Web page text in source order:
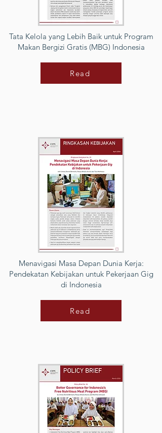
Tata Kelola yang Lebih Baik untuk Program
Makan Bergizi Gratis (MBG) Indonesia
Read
Menavigasi Masa Depan Dunia Kerja:
Pendekatan Kebijakan untuk Pekerjaan Gig
di Indonesia
Read